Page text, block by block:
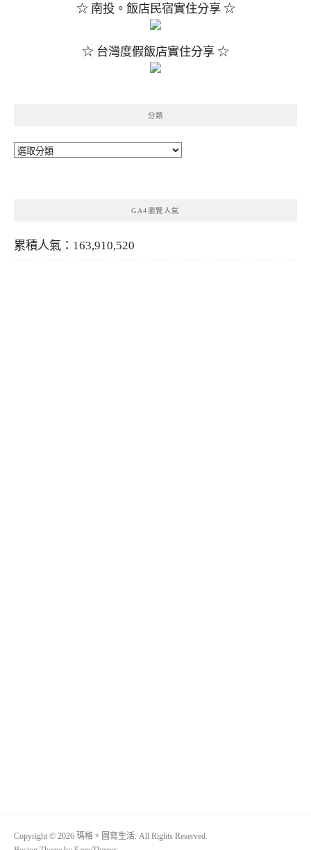
☆ 南投。飯店民宿實住分享 ☆
☆ 台灣度假飯店實住分享 ☆
分類
分
GA4瀏覽人氣
累積人氣：163,910,520
Copyright © 2026 瑪格。圖寫生活. All Rights Reserved.